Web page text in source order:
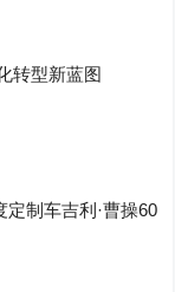
转型新蓝图
制车吉利·曹操60